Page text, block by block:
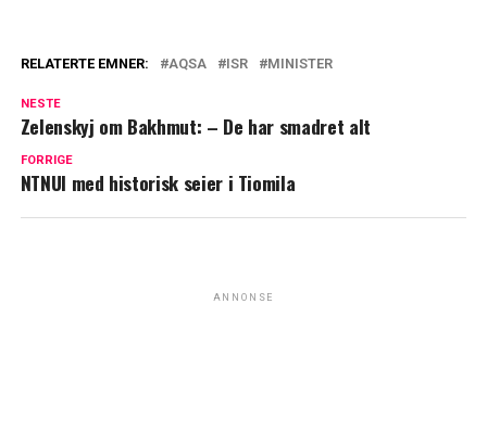
RELATERTE EMNER: AQSA ISR MINISTER
NESTE
Zelenskyj om Bakhmut: – De har smadret alt
FORRIGE
NTNUI med historisk seier i Tiomila
ANNONSE